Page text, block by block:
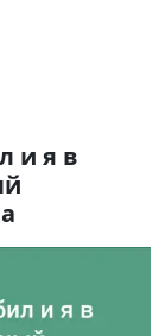
и я в